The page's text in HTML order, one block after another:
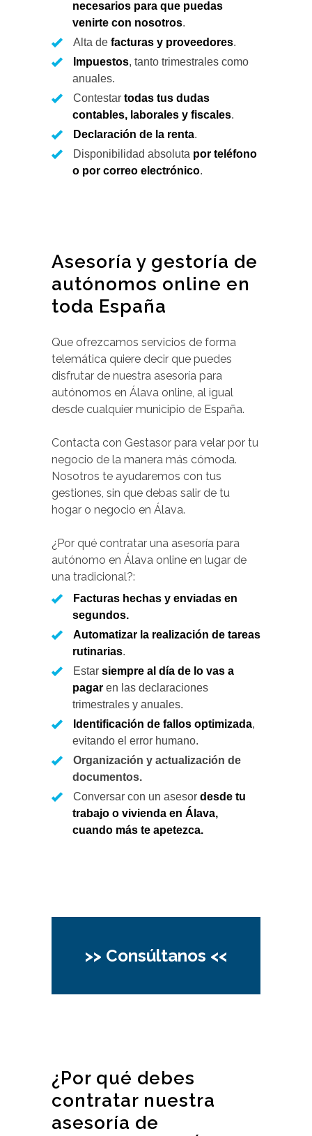
necesarios para que puedas
venirte con nosotros.
Alta de facturas y proveedores.
Impuestos, tanto trimestrales como
anuales.
Contestar todas tus dudas
contables, laborales y fiscales.
Declaración de la renta.
Disponibilidad absoluta por teléfono
o por correo electrónico.
Asesoría y gestoría de
autónomos online en
toda España
Que ofrezcamos servicios de forma
telemática quiere decir que puedes
disfrutar de nuestra asesoría para
autónomos en Álava online, al igual
desde cualquier municipio de España.
Contacta con Gestasor para velar por tu
negocio de la manera más cómoda.
Nosotros te ayudaremos con tus
gestiones, sin que debas salir de tu
hogar o negocio en Álava.
¿Por qué contratar una asesoría para
autónomo en Álava online en lugar de
una tradicional?:
Facturas hechas y enviadas en
segundos.
Automatizar la realización de tareas
rutinarias.
Estar siempre al día de lo vas a
pagar en las declaraciones
trimestrales y anuales.
Identificación de fallos optimizada,
evitando el error humano.
Organización y actualización de
documentos.
Conversar con un asesor desde tu
trabajo o vivienda en Álava,
cuando más te apetezca.
>> Consúltanos <<
¿Por qué debes
contratar nuestra
asesoría de